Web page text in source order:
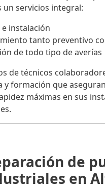
un servicios integral:
instalación
tanto preventivo
de todo tipo de averías
de técnicos
y formación que
máximas en sus
de
en